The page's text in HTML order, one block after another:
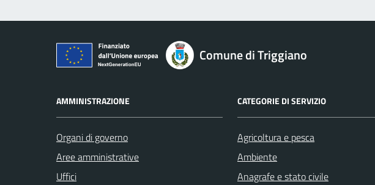
Comune di Triggiano
AMMINISTRAZIONE
Organi di governo
Aree amministrative
Uffici
CATEGORIE DI SERVIZIO
Agricoltura e pesca
Ambiente
Anagrafe e stato civile